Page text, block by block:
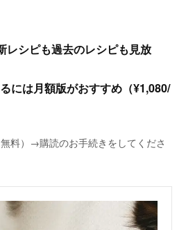
レシピも過去のレシピも見放
には月額版がおすすめ（¥1,080/
料）→購読のお手続きをしてくださ